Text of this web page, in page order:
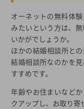
オーネットの無料体
みたいという方は、
いかがでしょうか。
ほかの結婚相談所と
結婚相談所なのかを
すすめです。
年齢やお住まいなど
クアップし、お取り寄